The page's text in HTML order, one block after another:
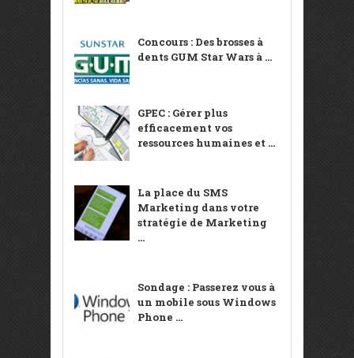
Concours : Des brosses à
dents GUM Star Wars à ...
GPEC : Gérer plus
efficacement vos
ressources humaines et ...
La place du SMS
Marketing dans votre
stratégie de Marketing
...
Sondage : Passerez vous à
un mobile sous Windows
Phone ...